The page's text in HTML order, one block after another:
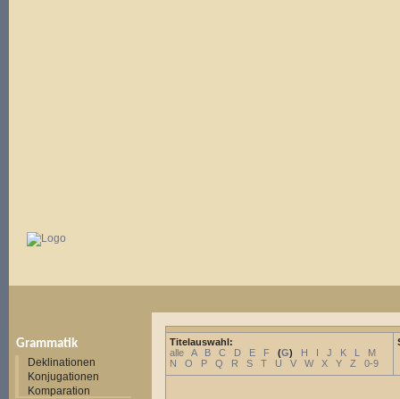
Grammatik
Deklinationen
Konjugationen
Komparation
Titelauswahl:
alle
A B C D E F (G) H I J K L
M
N
O P Q R S T U V W X Y Z 0-9